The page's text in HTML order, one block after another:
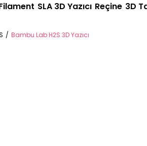
SLA 3D Yazıcı Reçine 3D
Bambu Lab H2S 3D Yazıcı